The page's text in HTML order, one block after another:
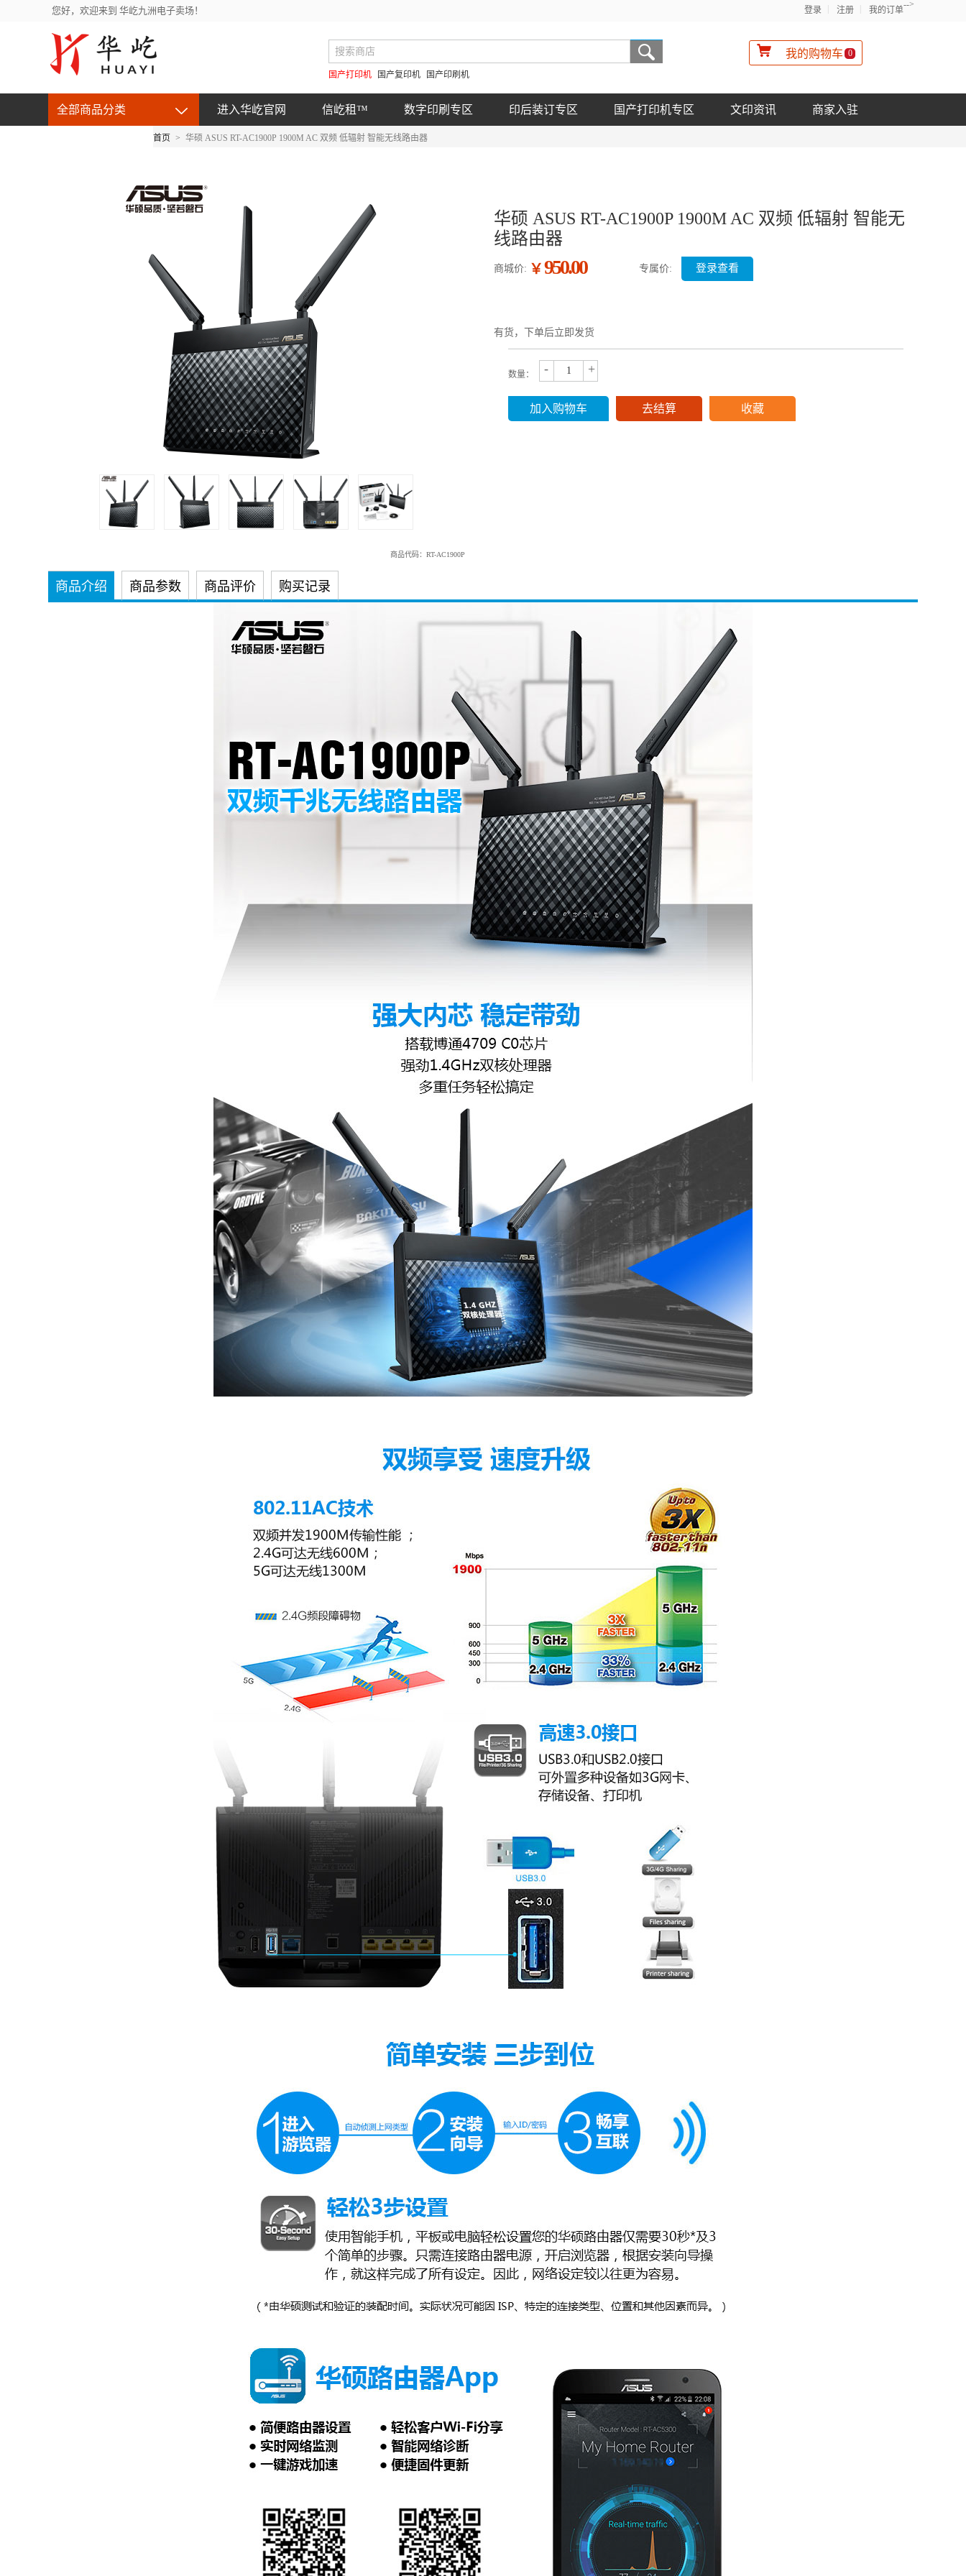
您好，欢迎来到 华屹九洲电子卖场！
-->
登录 注册 我的订单
国产打印机 国产复印机 国产印刷机
我的购物车 0
全部商品分类 进入华屹官网 信屹租™ 数字印刷专区 印后装订专区 国产打印机专区 文印资讯 商家入驻
京东自营产品
首页 > 华硕 ASUS RT-AC1900P 1900M AC 双频 低辐射 智能无线路由器
商品代码：RT-AC1900P
华硕 ASUS RT-AC1900P 1900M AC 双频 低辐射 智能无
线路由器
商城价: ￥950.00 专属价: 登录查看
有货，下单后立即发货
数量： - +
加入购物车 去结算 收藏
商品介绍 商品参数 商品评价 购买记录